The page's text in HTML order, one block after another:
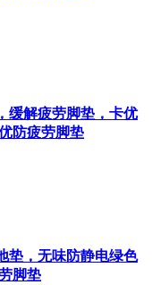
缓解疲劳脚垫，卡优
防疲劳脚垫
垫，无味防静电绿色
脚垫